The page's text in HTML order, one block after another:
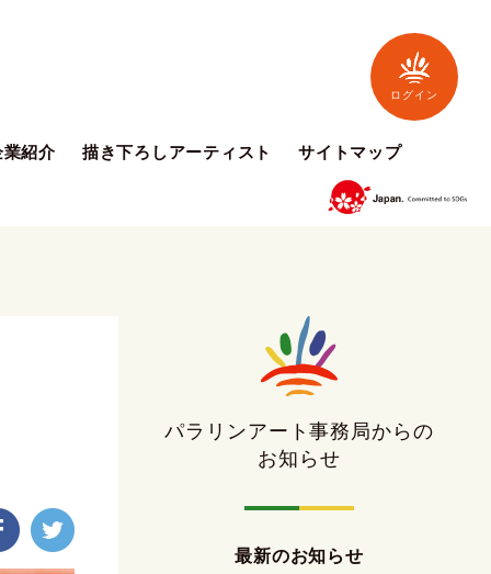
紹介 描き下ろしアーティスト サイトマップ
ログイン
パラリンアート事務局からの
お知らせ
最新のお知らせ